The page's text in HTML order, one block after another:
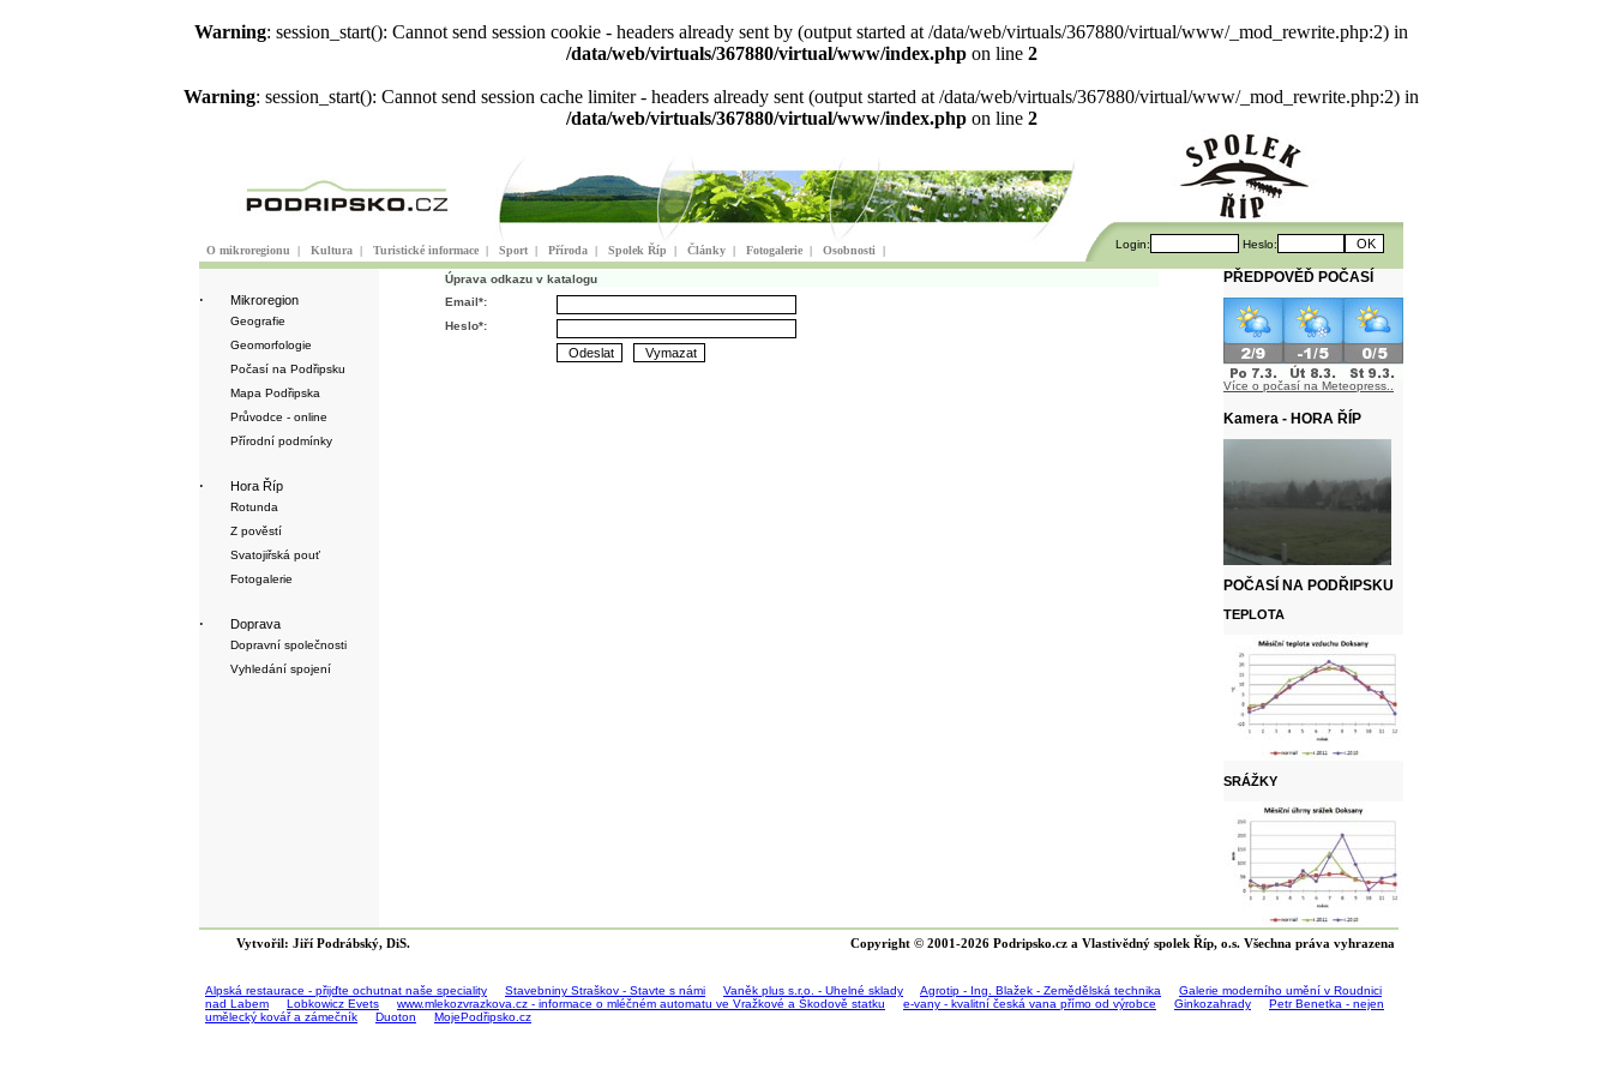
Warning: session_start(): Cannot send session cookie - headers already sent by (output started at /data/web/virtuals/367880/virtual/www/_mod_rewrite.php:2) in
/data/web/virtuals/367880/virtual/www/index.phpon line 2
Warning: session_start(): Cannot send session cache limiter - headers already sent (output started at /data/web/virtuals/367880/virtual/www/_mod_rewrite.php:2) in
/data/web/virtuals/367880/virtual/www/index.phpon line 2
O mikroregionu | Kultura | Turistické informace | Sport | Příroda | Spolek Říp | Články | Fotogalerie | Osobnosti | Login: Heslo:
· Mikroregion
Geografie
Geomorfologie
Počasí na Podřipsku
Mapa Podřipska
Průvodce - online
Přírodní podmínky
· Hora Říp
Rotunda
Z pověstí
Svatojiřská pouť
Fotogalerie
· Doprava
Dopravní společnosti
Vyhledání spojení
Úprava odkazu v katalogu
Email*:
Heslo*:
PŘEDPOVĚĎ POČASÍ
Více o počasí na Meteopress..
Kamera - HORA ŘÍP
POČASÍ NA PODŘIPSKU
TEPLOTA
SRÁŽKY
Vytvořil: Jiří Podrábský, DiS. Copyright © 2001-2026 Podripsko.cz a Vlastivědný spolek Říp, o.s. Všechna práva vyhrazena
Alpská restaurace - přijďte ochutnat naše speciality Stavebniny Straškov - Stavte s námi Vaněk plus s.r.o. - Uhelné sklady Agrotip - Ing. Blažek - Zemědělská technika
Galerie moderního umění v Roudnici
nad Labem
Lobkowicz Evets www.mlekozvrazkova.cz - informace o mléčném automatu ve Vražkové a Škodově statku e-vany - kvalitní česká vana přímo od výrobce Ginkozahrady
Petr Benetka - nejen
umělecký kovář a zámečník
Duoton MojePodřipsko.cz